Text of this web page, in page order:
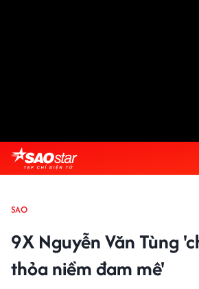
SAO
9X Nguyễn Văn Tùng
thỏa niềm đam mê'